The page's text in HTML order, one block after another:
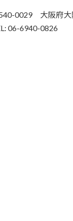
0029 大阪府大
06-6940-0826